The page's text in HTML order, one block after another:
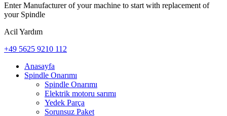
Enter Manufacturer of your machine to start with replacement of
your Spindle
Acil Yardım
+49 5625 9210 112
Anasayfa
Spindle Onarımı
Spindle Onarımı
Elektrik motoru sarımı
Yedek Parça
Sorunsuz Paket